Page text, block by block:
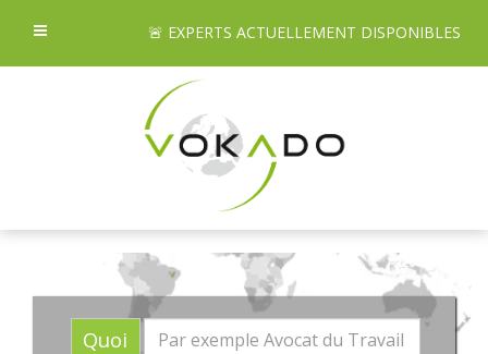
🚨 EXPERTS ACTUELLEMENT DISPONIBLES
Quoi